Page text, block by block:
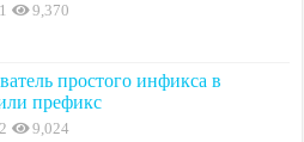
9,370
простого инфикса в
префикс
9,024